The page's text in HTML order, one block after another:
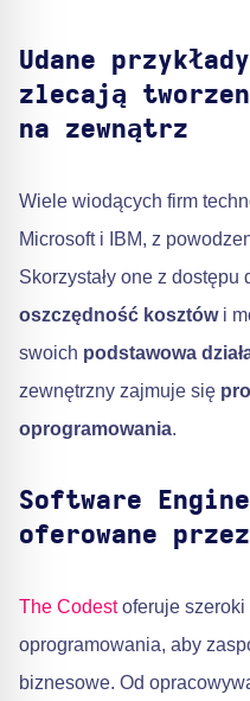
Udane
zlecają
na zewnątrz
Wiele wiodących firm
Microsoft i IBM, z
Skorzystały one z dostępu
oszczędność kosztów i
swoich podstawowa
zewnętrzny zajmuje się
oprogramowania.
Software
oferowane
The Codestoferuje szeroki
oprogramowania, aby
biznesowe. Od